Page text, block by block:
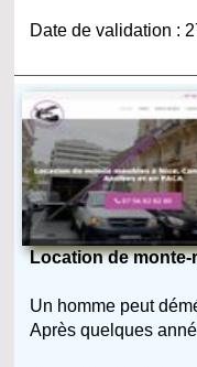
Date de validation :
Location de
Un homme peut
Après quelques